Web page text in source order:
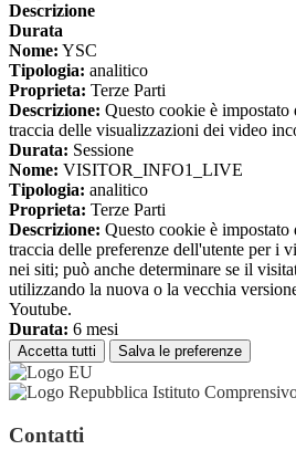
Descrizione
Durata
Nome: YSC
Tipologia: analitico
Proprieta: Terze Parti
Descrizione: Questo cookie è impostato
traccia delle visualizzazioni dei video
Durata: Sessione
Nome: VISITOR_INFO1_LIVE
Tipologia: analitico
Proprieta: Terze Parti
Descrizione: Questo cookie è impostato
traccia delle preferenze dell'utente per i
nei siti; può anche determinare se il
utilizzando la nuova o la vecchia
Youtube.
Durata: 6 mesi
Accetta tutti Salva le preferenze
Istituto
Contatti